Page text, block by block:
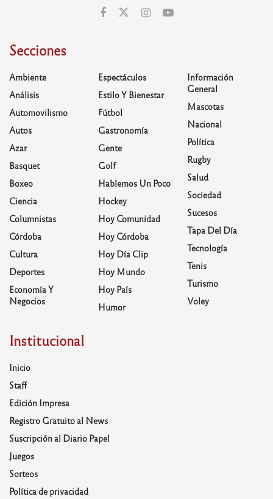
Secciones
Ambiente
Análisis
Automovilismo
Autos
Azar
Basquet
Boxeo
Ciencia
Columnistas
Córdoba
Cultura
Deportes
Economía Y
Negocios
Espectáculos
Estilo Y Bienestar
Fútbol
Gastronomía
Gente
Golf
Hablemos Un Poco
Hockey
Hoy Comunidad
Hoy Córdoba
Hoy Día Clip
Hoy Mundo
Hoy País
Humor
Información
General
Mascotas
Nacional
Política
Rugby
Salud
Sociedad
Sucesos
Tapa Del Día
Tecnología
Tenis
Turismo
Voley
Institucional
Inicio
Staff
Edición Impresa
Registro Gratuito al News
Suscripción al Diario Papel
Juegos
Sorteos
Política de privacidad